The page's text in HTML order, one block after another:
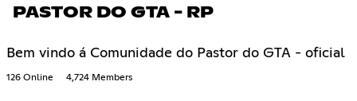
PASTOR DO GTA - RP
Bem vindo á Comunidade do Pastor do GTA - oficial
126 Online 4,724 Members